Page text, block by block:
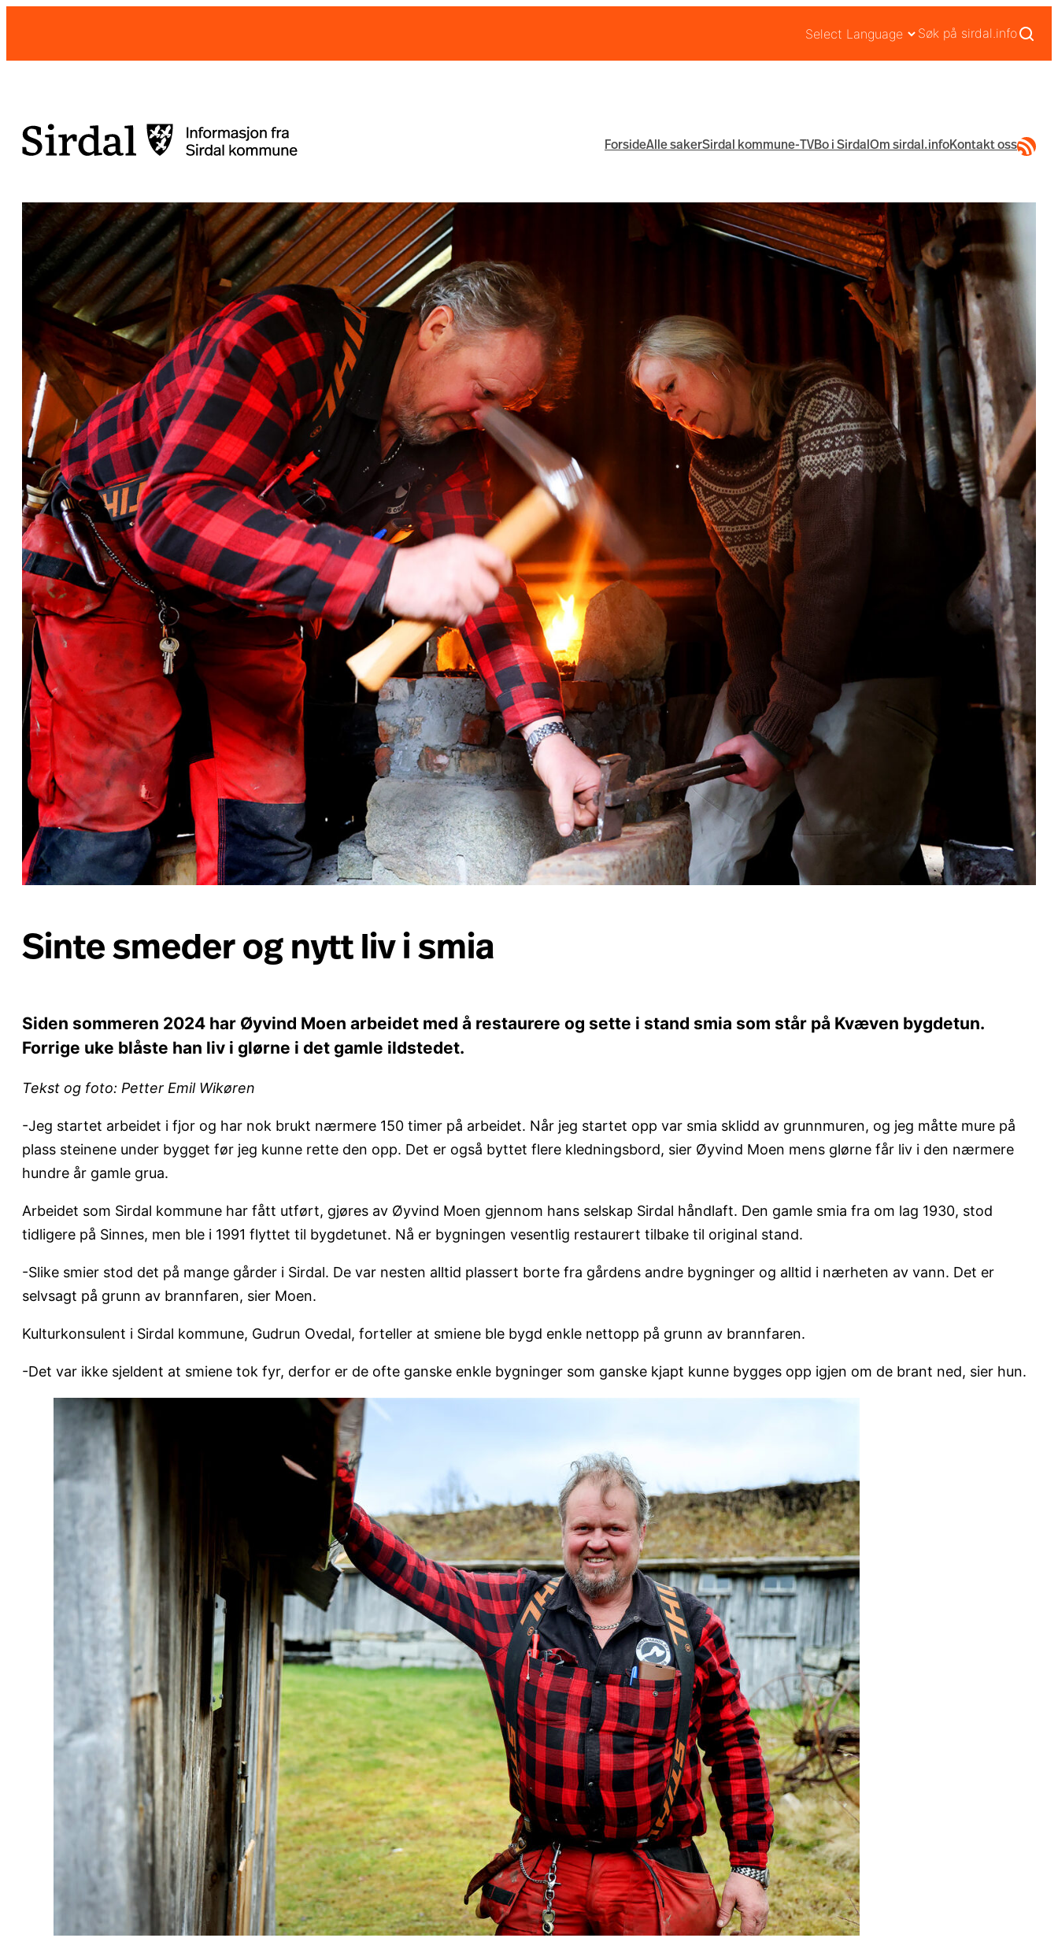
innhold
Søk på sirdal.info
ForsideAlle sakerSirdal kommune-TVBo i SirdalOm sirdal.infoKontakt ossRSS-
Sinte smeder og nytt liv i smia
Siden sommeren 2024 har Øyvind Moen arbeidet med å restaurere og sette i stand smia som står på Kvæven bygdetun.
Forrige uke blåste han liv i glørne i det gamle ildstedet.
Tekst og foto: Petter Emil Wikøren
-Jeg startet arbeidet i fjor og har nok brukt nærmere 150 timer på arbeidet. Når jeg startet opp var smia sklidd av grunnmuren, og jeg måtte mure på
plass steinene under bygget før jeg kunne rette den opp. Det er også byttet flere kledningsbord, sier Øyvind Moen mens glørne får liv i den nærmere
hundre år gamle grua.
Arbeidet som Sirdal kommune har fått utført, gjøres av Øyvind Moen gjennom hans selskap Sirdal håndlaft. Den gamle smia fra om lag 1930, stod
tidligere på Sinnes, men ble i 1991 flyttet til bygdetunet. Nå er bygningen vesentlig restaurert tilbake til original stand.
-Slike smier stod det på mange gårder i Sirdal. De var nesten alltid plassert borte fra gårdens andre bygninger og alltid i nærheten av vann. Det er
selvsagt på grunn av brannfaren, sier Moen.
Kulturkonsulent i Sirdal kommune, Gudrun Ovedal, forteller at smiene ble bygd enkle nettopp på grunn av brannfaren.
-Det var ikke sjeldent at smiene tok fyr, derfor er de ofte ganske enkle bygninger som ganske kjapt kunne bygges opp igjen om de brant ned, sier hun.